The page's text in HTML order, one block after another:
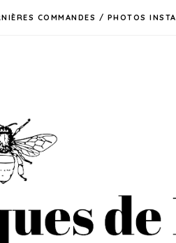
COMMANDES / PHOTOS INSTA